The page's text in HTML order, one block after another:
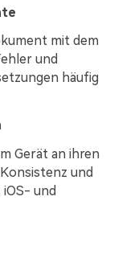
mit dem
und
häufig
Gerät an ihren
und
und